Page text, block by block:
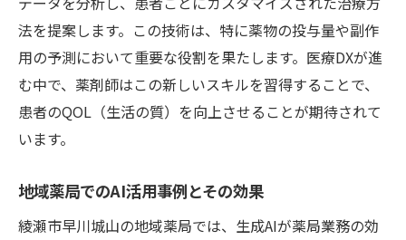
法を提案します。この技術は、特に薬物の投与量や副作
用の予測において重要な役割を果たします。医療DXが進
む中で、薬剤師はこの新しいスキルを習得することで、
患者のQOL（生活の質）を向上させることが期待されて
います。
地域薬局でのAI活用事例とその効果
綾瀬市早川城山の地域薬局では、生成AIが薬局業務の効